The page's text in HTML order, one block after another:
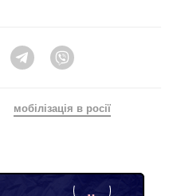
Twitter Telegram
мобілізація в росії